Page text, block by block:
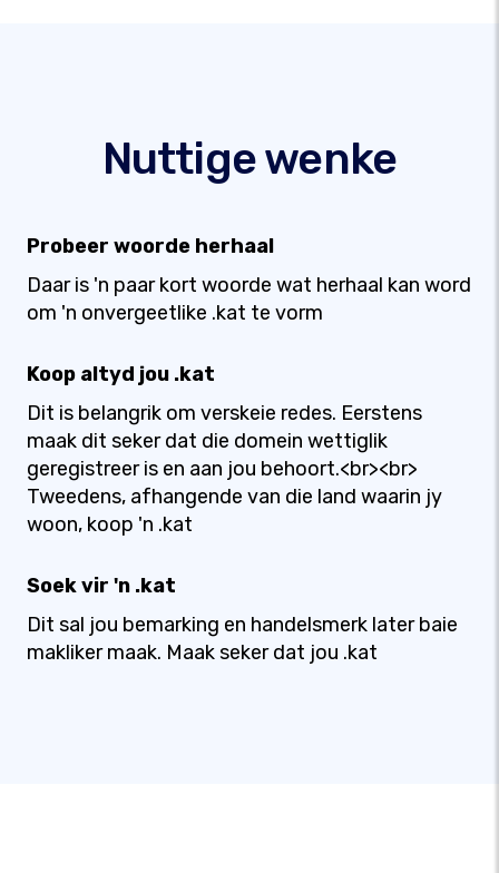
Nuttige wenke
Probeer woorde herhaal
Daar is 'n paar kort woorde wat herhaal kan word
om 'n onvergeetlike .kat te vorm
Koop altyd jou .kat
Dit is belangrik om verskeie redes. Eerstens
maak dit seker dat die domein wettiglik
geregistreer is en aan jou behoort.<br><br>
Tweedens, afhangende van die land waarin jy
woon, koop 'n .kat
Soek vir 'n .kat
Dit sal jou bemarking en handelsmerk later baie
makliker maak. Maak seker dat jou .kat